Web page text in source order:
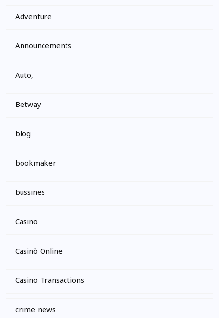
Adventure
Announcements
Auto,
Betway
blog
bookmaker
bussines
Casino
Casinò Online
Casino Transactions
crime news